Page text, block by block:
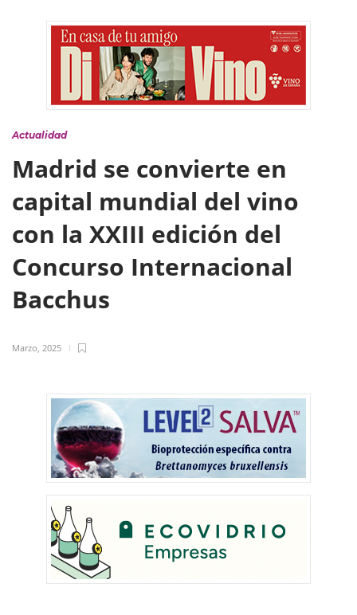
Actualidad
Madrid se convierte en
capital mundial del vino
con la XXIII edición del
Concurso Internacional
Bacchus
Marzo, 2025